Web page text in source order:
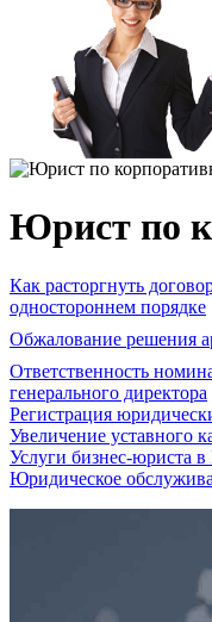
Юрист по
Как расторгнуть
одностороннем порядке
Обжалование решения
Ответственность
генерального директора
Регистрация
Увеличение уставного
Услуги бизнес-юриста
Юридическое